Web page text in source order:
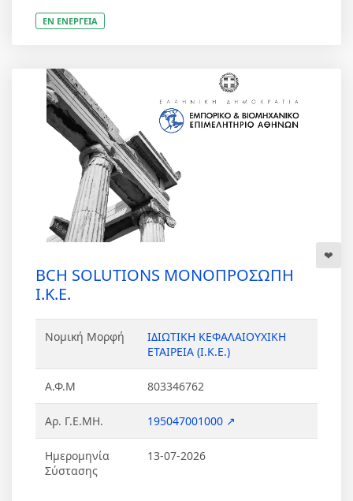
ΕΝ ΕΝΕΡΓΕΙΑ
BCH SOLUTIONS ΜΟΝΟΠΡΟΣΩΠΗ
Ι.Κ.Ε.
Νομική Μορφή
ΙΔΙΩΤΙΚΗ ΚΕΦΑΛΑΙΟΥΧΙΚΗ
ΕΤΑΙΡΕΙΑ (Ι.Κ.Ε.)
Α.Φ.Μ 803346762
Αρ. Γ.Ε.ΜΗ. 195047001000 ↗
Ημερομηνία
Σύστασης
13-07-2026